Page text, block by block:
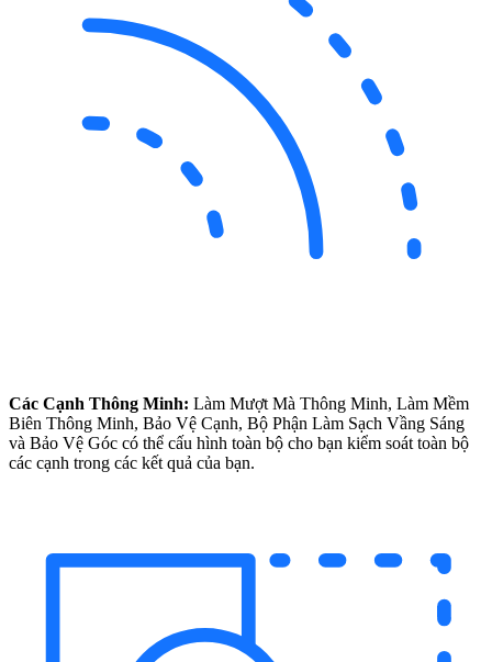
Các Cạnh Thông Minh: Làm Mượt Mà Thông Minh, Làm Mềm
Biên Thông Minh, Bảo Vệ Cạnh, Bộ Phận Làm Sạch Vầng Sáng
và Bảo Vệ Góc có thể cấu hình toàn bộ cho bạn kiểm soát toàn bộ
các cạnh trong các kết quả của bạn.